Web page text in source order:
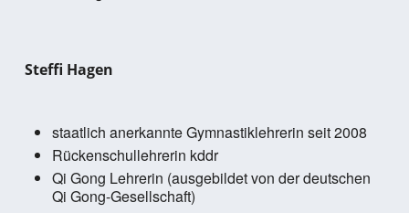
Steffi Hagen
staatlich anerkannte Gymnastiklehrerin seit 2008
Rückenschullehrerin kddr
Qi Gong Lehrerin (ausgebildet von der deutschen
Qi Gong-Gesellschaft)